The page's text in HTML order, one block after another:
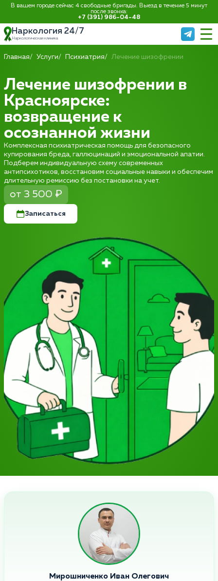
В вашем городе сейчас 4 свободные бригады. Выезд в течение 5 минут
после звонка:
+7 (391) 986-04-48
Наркология 24/7
Наркологическая клиника
Главная Услуги Психиатрия Лечение шизофрении
Лечение шизофрении в
Красноярске:
возвращение к
осознанной жизни
Комплексная психиатрическая помощь для безопасного
купирования бреда, галлюцинаций и эмоциональной апатии.
Подберем индивидуальную схему современных
антипсихотиков, восстановим социальные навыки и обеспечим
длительную ремиссию без постановки на учет.
от 3 500 ₽
Записаться
Мирошниченко Иван Олегович